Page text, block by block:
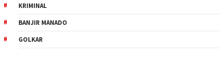
KRIMINAL
BANJIR MANADO
GOLKAR